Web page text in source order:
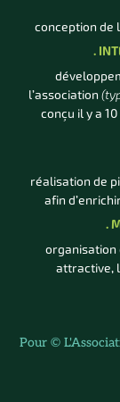
conception de
.
l’association
conçu il y a
réalisation de
afin
.
organisation
attractive,
Pour ©